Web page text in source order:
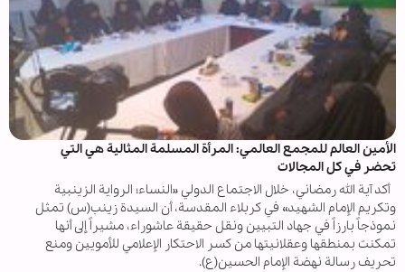
الأمين العالم للمجمع العالمي: المرأة المسلمة المثالية هي التي
تحضر في كل المجالات
أكد آية الله رمضاني، خلال الاجتماع الدولي «النساء؛ الرواية الزينبية
وتكريم الإمام الشهيد» في كربلاء المقدسة، أن السيدة زينب(س) تمثل
نموذجاً بارزاً في جهاد التبيين ونقل حقيقة عاشوراء، مشيراً إلى أنها
تمكنت بمنطقها وعقلانيتها من كسر الاحتكار الإعلامي للأمويين ومنع
تحريف رسالة نهضة الإمام الحسين(ع).